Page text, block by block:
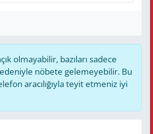
olmayabilir, bazıları sadece
nöbete gelemeyebilir. Bu
aracılığıyla teyit etmeniz iyi